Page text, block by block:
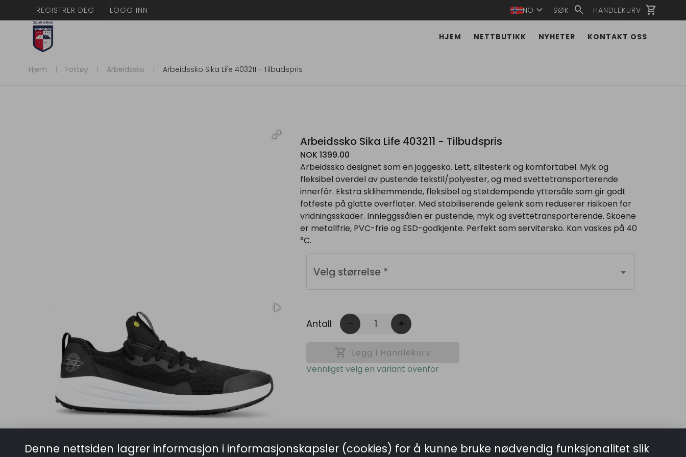
HJEM NETTBUTIKK NYHETER KONTAKT OSS
REGISTRER DEG LOGG INN NO expand_more SØK search HANDLEKURV shopping_cart
Hjem Fottøy Arbeidssko Arbeidssko Sika Life 403211 - Tilbudspris
Arbeidssko Sika Life 403211 - Tilbudspris
NOK 1399.00
Arbeidssko designet som en joggesko. Lett, slitesterk og komfortabel. Myk og
fleksibel overdel av pustende tekstil/polyester, og med svettetransporterende
innerfôr. Ekstra sklihemmende, fleksibel og støtdempende yttersåle som gir godt
fotfeste på glatte overflater. Med stabiliserende gelenk som reduserer risikoen for
vridningsskader. Innleggssålen er pustende, myk og svettetransporterende. Skoene
er metallfrie, PVC-frie og ESD-godkjente. Perfekt som servitørsko. Kan vaskes på 40
°C.
Velg størrelse *
Antall remove add
shopping_cart
Legg I Handlekurv
Vennligst velg en variant ovenfor
Denne nettsiden lagrer informasjon i informasjonskapsler (cookies) for å kunne bruke nødvendig funksjonalitet slik